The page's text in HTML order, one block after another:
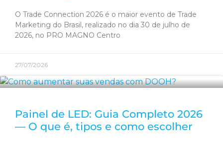
O Trade Connection 2026 é o maior evento de Trade
Marketing do Brasil, realizado no dia 30 de julho de
2026, no PRO MAGNO Centro
27/07/2026
Painel de LED: Guia Completo 2026
— O que é, tipos e como escolher